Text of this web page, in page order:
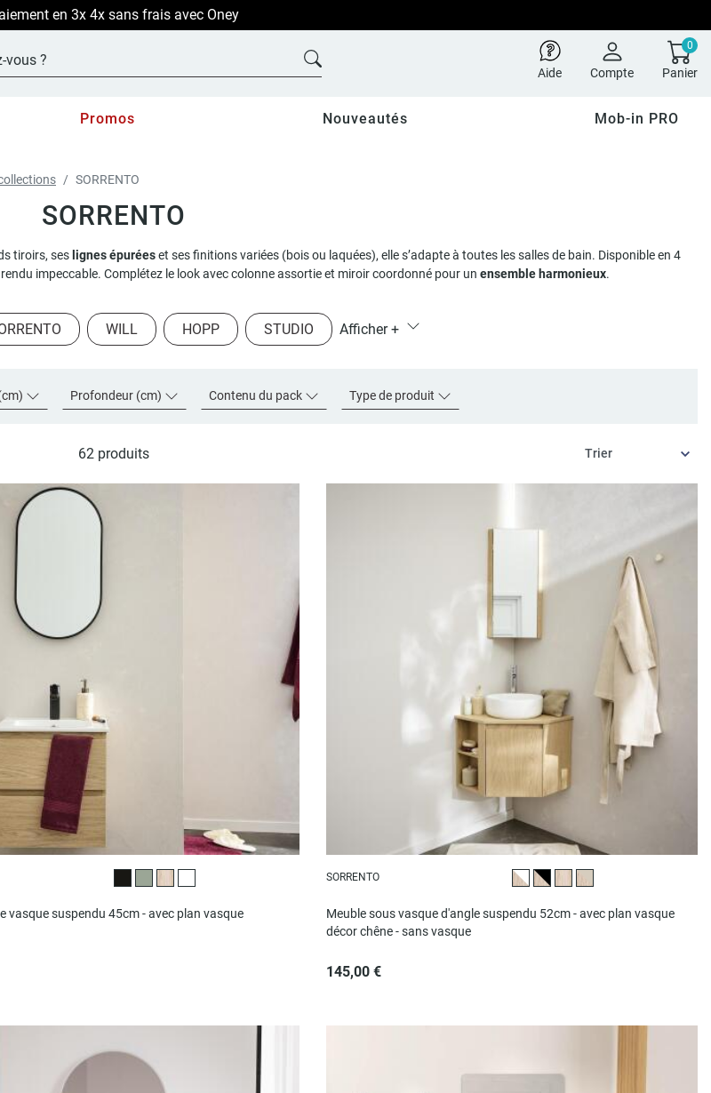
OFFERTE sur TOUT le site !
Aide Compte
0
Panier
Promos Nouveautés Mob-in PRO
SORRENTO
SORRENTO
tiroirs, ses lignes épuréeset ses finitions variées (bois ou laquées), elle s’adapte à toutes les salles de bain. Disponible en 4
impeccable. Complétez le look avec colonne assortie et miroir coordonné pour un ensemble harmonieux.
WILL HOPP STUDIO Afficher+
Profondeur (cm) Contenu du pack Type de produit
62 produits
Noir satiné
Vert satiné
Décor chêne
Blanc satiné
vasque suspendu 45cm - avec plan vasque
SORRENTO
Chêne et blanc
Chêne et noir
Décor chêne
Chêne et beige
Meuble sous vasque d'angle suspendu 52cm - avec plan vasque
décor chêne - sans vasque
145,00 €